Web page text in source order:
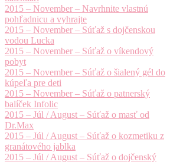
2015 – November – Navrhnite vlastnú
pohľadnicu a vyhrajte
2015 – November – Súťaž s dojčenskou
vodou Lucka
2015 – November – Súťaž o víkendový
pobyt
2015 – November – Súťaž o šialený gél do
kúpeľa pre deti
2015 – November – Súťaž o patnerský
balíček Infolic
2015 – Júl / August – Súťaž o masť od
Dr.Max
2015 – Júl / August – Súťaž o kozmetiku z
granátového jablka
2015 – Júl / August – Súťaž o dojčenský